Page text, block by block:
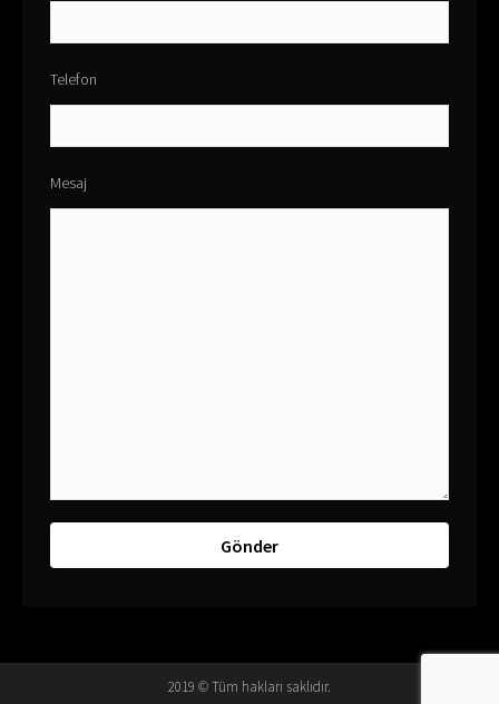
Telefon
Mesaj
2019 © Tüm hakları saklıdır.